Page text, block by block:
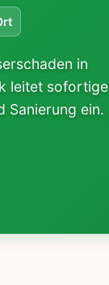
in
leitet sofortige
Sanierung ein.